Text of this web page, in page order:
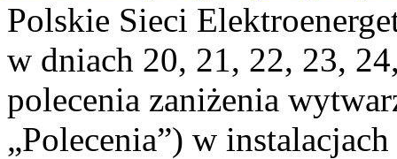
Polskie Sieci
w dniach 20, 21, 22, 23,
polecenia zaniżenia
„Polecenia”) w